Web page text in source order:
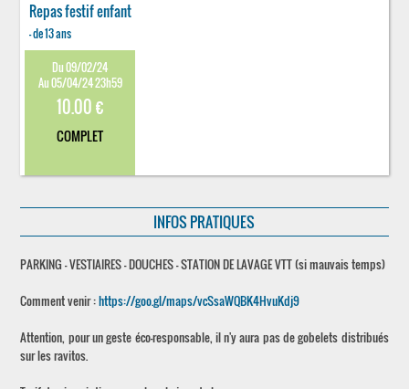
Repas festif enfant
- de 13 ans
Du 09/02/24
Au 05/04/24 23h59
10.00 €
COMPLET
INFOS PRATIQUES
PARKING - VESTIAIRES - DOUCHES - STATION DE LAVAGE VTT (si mauvais temps)
Comment venir :https://goo.gl/maps/vcSsaWQBK4HvuKdj9
Attention, pour un geste éco-responsable, il n'y aura pas de gobelets distribués
sur les ravitos.